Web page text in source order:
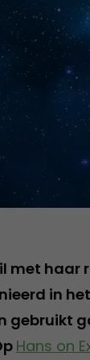
met haar
in
gebruikt
Hans on